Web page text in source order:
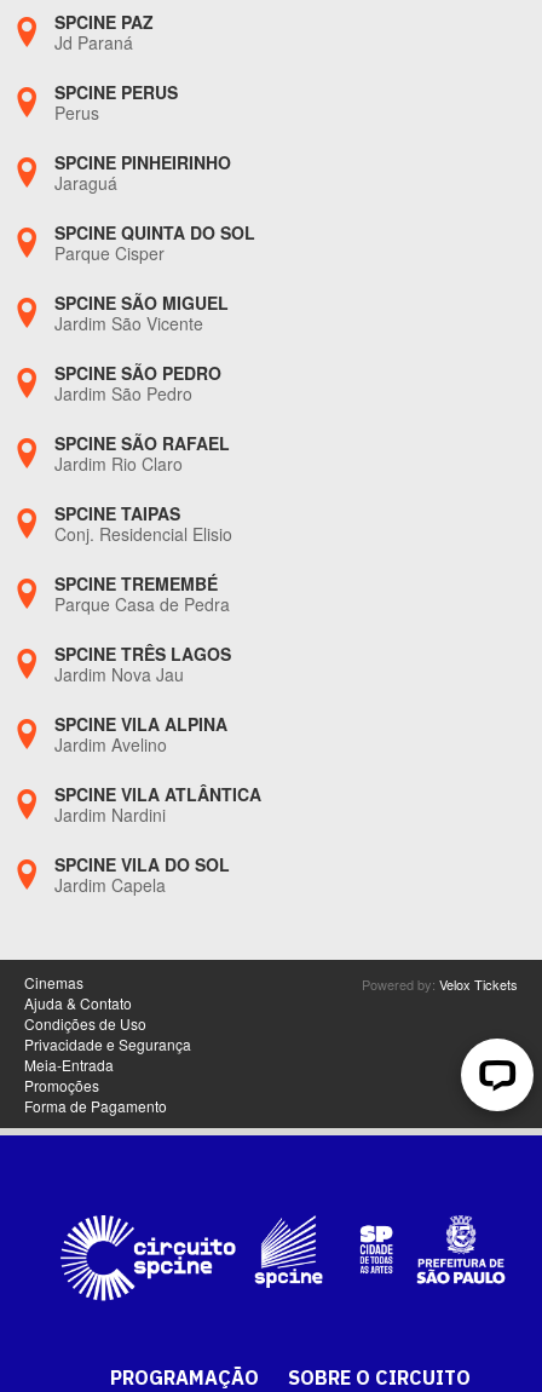
PROGRAMAÇÃO SOBRE O CIRCUITO